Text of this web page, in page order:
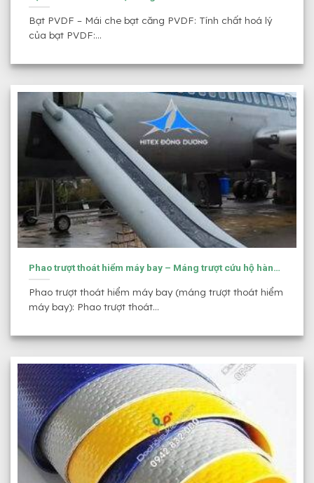
Bạt PVDF – Mái che bạt căng PVDF: Tính chất hoá lý
của bạt PVDF:...
Phao trượt thoát hiểm máy bay – Máng trượt cứu hộ hàng
không
Phao trượt thoát hiểm máy bay (máng trượt thoát hiểm
máy bay): Phao trượt thoát...